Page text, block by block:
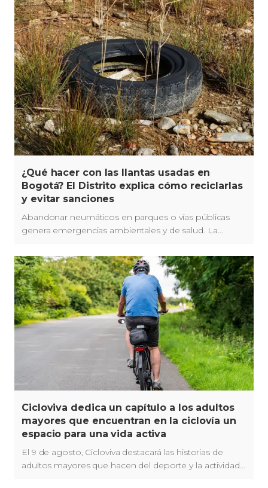
¿Qué hacer con las llantas usadas en
Bogotá? El Distrito explica cómo reciclarlas
y evitar sanciones
Abandonar neumáticos en parques o vías públicas
genera emergencias ambientales y de salud. La
canales gratuitos para su correcta entrega.
Cicloviva dedica un capítulo a los adultos
mayores que encuentran en la ciclovía un
espacio para una vida activa
El 9 de agosto, Cicloviva destacará las historias de
adultos mayores que hacen del deporte y la actividad